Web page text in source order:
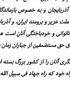
و به خصوص
عزیز و برومند ایران، و
و خودباختگى آنان است
حق مستضعفین از جباران زمان
آنان را از کشور بزرگ
خود که راه جهاد فى سبیل